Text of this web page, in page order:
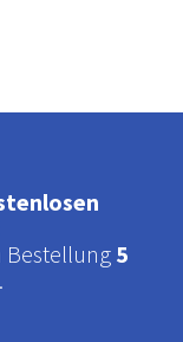
Bestellung 5